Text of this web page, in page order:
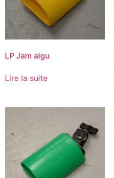
LP Jam aigu
Lire la suite